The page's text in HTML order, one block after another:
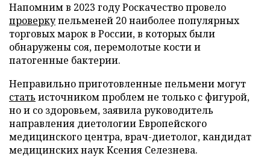
Напомним в 2023 году Роскачество провело
проверкупельменей 20 наиболее популярных
торговых марок в России, в которых были
обнаружены соя, перемолотые кости и
патогенные бактерии.
Неправильно приготовленные пельмени могут
стать источником проблем не только с фигурой,
но и со здоровьем, заявила руководитель
направления диетологии Европейского
медицинского центра, врач-диетолог, кандидат
медицинских наук Ксения Селезнева.